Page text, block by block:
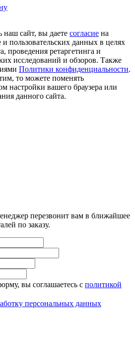
наш сайт, вы даете согласие на
пользовательских данных в целях
проведения ретаргетинга и
исследований и обзоров. Также
Политики конфиденциальности.
то можете поменять
настройки вашего браузера или
данного сайта.
перезвонит вам в ближайшее
по заказу.
вы соглашаетесь с политикой
персональных данных